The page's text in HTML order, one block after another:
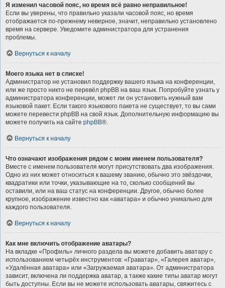
Я изменил часовой пояс, но время всё равно неправильное!
Если вы уверены, что правильно указали часовой пояс, но время
отображается по-прежнему неверное, значит, неправильно установлено
время на сервере. Уведомите администратора для устранения
проблемы.
Вернуться к началу
Моего языка нет в списке!
Администратор не установил поддержку вашего языка на конференции,
или же просто никто не перевёл phpBB на ваш язык. Попробуйте узнать у
администратора конференции, может ли он установить нужный вам
языковой пакет. Если такого языкового пакета не существует, то вы сами
можете перевести phpBB на свой язык. Дополнительную информацию вы
можете получить на сайте phpBB®.
Вернуться к началу
Что означают изображения рядом с моим именем пользователя?
Вместе с именем пользователя могут присутствовать два изображения.
Одно из них может относиться к вашему званию, обычно это звёздочки,
квадратики или точки, указывающие на то, сколько сообщений вы
оставили, или на ваш статус на конференции. Другое, обычно более
крупное, изображение известно как «аватара» и обычно уникально для
каждого пользователя.
Вернуться к началу
Как мне включить отображение аватары?
На вкладке «Профиль» личного раздела вы можете добавить аватару с
использованием четырёх инструментов: «Граватар», «Галерея аватар»,
«Удалённая аватара» или «Загружаемая аватара». От администратора
зависит, включена ли поддержка аватар, а также какие типы аватар могут
быть доступны. Если вы не можете использовать аватары, свяжитесь с